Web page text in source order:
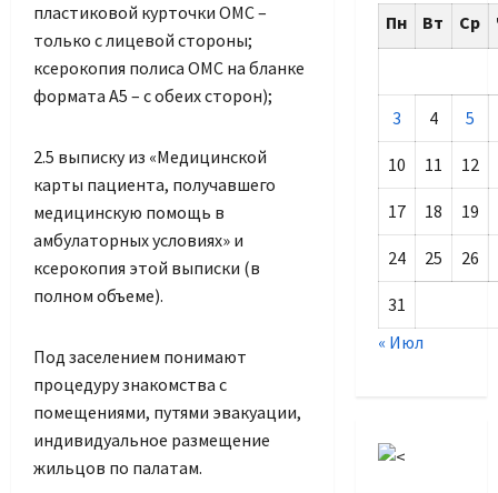
пластиковой курточки ОМС –
только с лицевой стороны;
ксерокопия полиса ОМС на бланке
формата А5 – с обеих сторон);
2.5 выписку из «Медицинской
карты пациента, получавшего
медицинскую помощь в
амбулаторных условиях» и
ксерокопия этой выписки (в
полном объеме).
Под заселением понимают
процедуру знакомства с
помещениями, путями эвакуации,
индивидуальное размещение
жильцов по палатам.
Пн Вт Ср
3 4 5
10 11 12
17 18 19
24 25 26
31
« Июл